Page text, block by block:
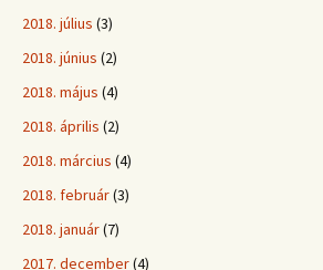
2018. július (3)
2018. június (2)
2018. május (4)
2018. április (2)
2018. március (4)
2018. február(3)
2018. január(7)
2017. december(4)